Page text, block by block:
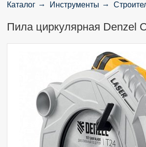
Каталог Инструменты
Пила циркулярная Denzel